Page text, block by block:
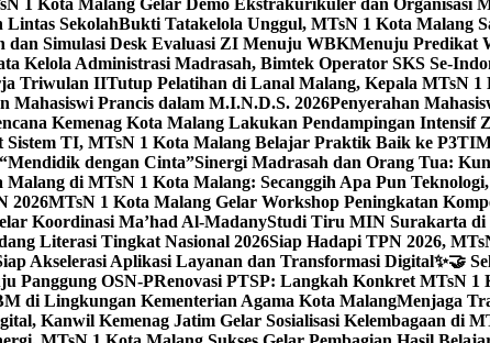
1 Kota Malang Gelar Demo Ekstrakurikuler dan Organisasi
Lintas SekolahBukti Tatakelola Unggul, MTsN 1 Kota Malang
dan Simulasi Desk Evaluasi ZI Menuju WBKMenuju Predikat
Kelola Administrasi Madrasah, Bimtek Operator SKS Se-
Triwulan IITutup Pelatihan di Lanal Malang, Kepala MTsN
Prancis dalam M.I.N.D.S. 2026Penyerahan
Kemenag Kota Malang Lakukan Pendampingan Intensif
Sistem TI, MTsN 1 Kota Malang Belajar Praktik Baik ke
dengan Cinta”Sinergi Madrasah dan Orang Tua:
di MTsN 1 Kota Malang: Secanggih Apa Pun
2026MTsN 1 Kota Malang Gelar Workshop Peningkatan
Koordinasi Ma’had Al-MadanyStudi Tiru MIN Surakarta di
Literasi Tingkat Nasional 2026Siap Hadapi TPN 2026,
Akselerasi Aplikasi Layanan dan Transformasi Digital✨🤝
Panggung OSN-PRenovasi PTSP: Langkah Konkret MTsN
di Lingkungan Kementerian Agama Kota MalangMenjaga
Kanwil Kemenag Jatim Gelar Sosialisasi Kelembagaan di